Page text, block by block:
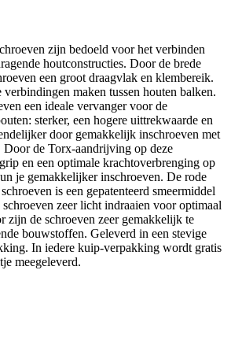
zijn bedoeld voor het verbinden
houtconstructies. Door de brede
een groot draagvlak en klembereik.
maken tussen houten balken.
een ideale vervanger voor de
sterker, een hogere uittrekwaarde en
door gemakkelijk inschroeven met
Door de Torx-aandrijving op deze
en een optimale krachtoverbrenging op
je gemakkelijker inschroeven. De rode
is een gepatenteerd smeermiddel
zeer licht indraaien voor optimaal
zijn de schroeven zeer gemakkelijk te
bouwstoffen. Geleverd in een stevige
In iedere kuip-verpakking wordt gratis
meegeleverd.